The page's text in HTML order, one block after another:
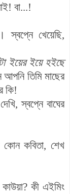
বা...!
।স্বপ্নে খেয়েছি,
ইয়ের ইয়ে হইছে
আপনি তিমি মাছের
কি!
দেখি,স্বপ্নে বাঘের
কোন কবিতা, শেখ
কাউয়া? কী এইমিং